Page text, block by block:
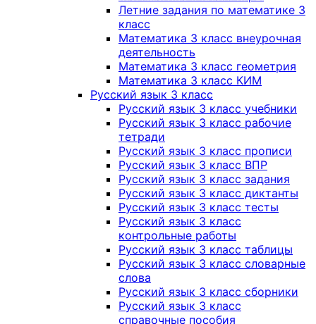
Летние задания по математике 3
класс
Математика 3 класс внеурочная
деятельность
Математика 3 класс геометрия
Математика 3 класс КИМ
Русский язык 3 класс
Русский язык 3 класс учебники
Русский язык 3 класс рабочие
тетради
Русский язык 3 класс прописи
Русский язык 3 класс ВПР
Русский язык 3 класс задания
Русский язык 3 класс диктанты
Русский язык 3 класс тесты
Русский язык 3 класс
контрольные работы
Русский язык 3 класс таблицы
Русский язык 3 класс словарные
слова
Русский язык 3 класс сборники
Русский язык 3 класс
справочные пособия